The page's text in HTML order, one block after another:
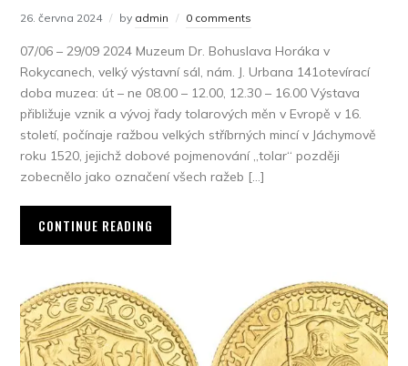
26. června 2024 by admin 0 comments
07/06 – 29/09 2024 Muzeum Dr. Bohuslava Horáka v
Rokycanech, velký výstavní sál, nám. J. Urbana 141otevírací
doba muzea: út – ne 08.00 – 12.00, 12.30 – 16.00 Výstava
přibližuje vznik a vývoj řady tolarových měn v Evropě v 16.
století, počínaje ražbou velkých stříbrných mincí v Jáchymově
roku 1520, jejichž dobové pojmenování „tolar“ později
zobecnělo jako označení všech ražeb […]
CONTINUE READING